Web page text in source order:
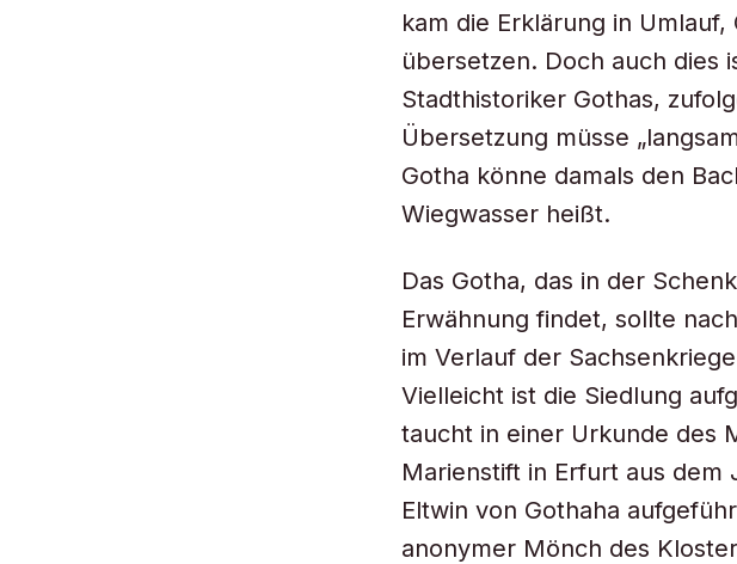
kam die Erklärung in Umlauf,
übersetzen. Doch auch dies
Stadthistoriker Gothas,
Übersetzung müsse
Gotha könne damals den
Wiegwasser heißt.
Das Gotha, das in der
Erwähnung findet, sollte
im Verlauf der
Vielleicht ist die Siedlung
taucht in einer Urkunde des
Marienstift in Erfurt aus dem
Eltwin von Gothaha
anonymer Mönch des